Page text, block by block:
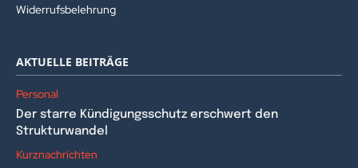
Widerrufsbelehrung
AKTUELLE BEITRÄGE
Personal
Der starre Kündigungsschutz erschwert den
Strukturwandel
Kurznachrichten